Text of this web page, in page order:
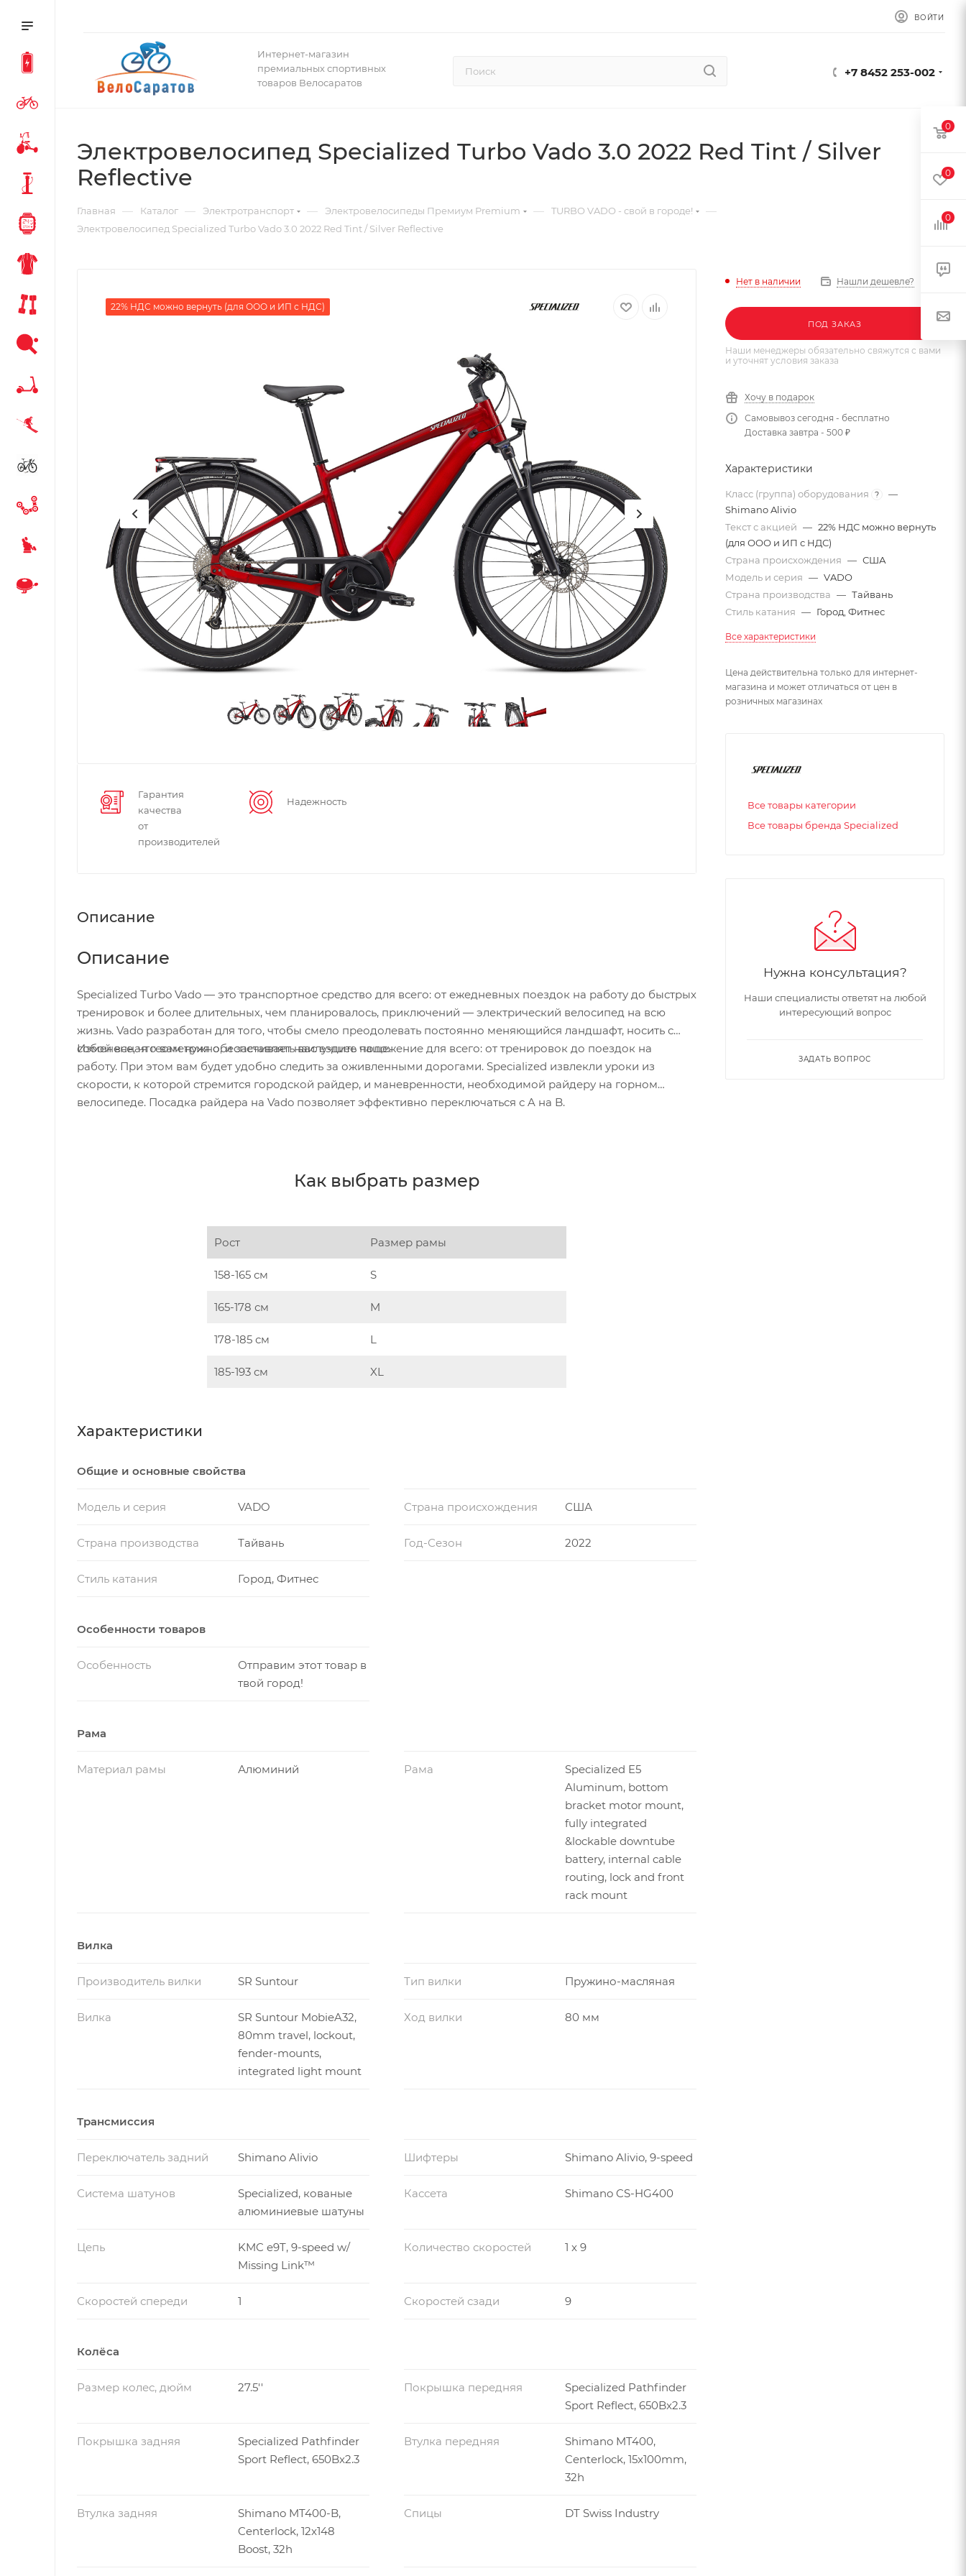
ВОЙТИ
Интернет-магазин
премиальных спортивных
товаров Велосаратов
+7 8452 253-002
Электровелосипед Specialized Turbo Vado 3.0 2022 Red Tint / Silver
Reflective
Главная — Каталог — Электротранспорт — Электровелосипеды Премиум Premium — TURBO VADO - свой в городе! —
Электровелосипед Specialized Turbo Vado 3.0 2022 Red Tint / Silver Reflective
22% НДС можно вернуть (для ООО и ИП с НДС)
Гарантия
качества
от
производителей
Надежность
Описание
Описание
Specialized Turbo Vado — это транспортное средство для всего: от ежедневных поездок на работу до быстрых
тренировок и более длительных, чем планировалось, приключений — электрический велосипед на всю
жизнь. Vado разработан для того, чтобы смело преодолевать постоянно меняющийся ландшафт, носить с
собой все, что вам нужно, и заставлять вас ездить чаще.
Измененная геометрия обеспечивает наилучшее положение для всего: от тренировок до поездок на
работу. При этом вам будет удобно следить за оживленными дорогами. Specialized извлекли уроки из
скорости, к которой стремится городской райдер, и маневренности, необходимой райдеру на горном
велосипеде. Посадка райдера на Vado позволяет эффективно переключаться с A на B.
Как выбрать размер
Рост Размер рамы
158-165 см S
165-178 см M
178-185 см L
185-193 см XL
Характеристики
Общие и основные свойства
Модель и серия VADO Страна происхождения США
Страна производства Тайвань Год-Сезон 2022
Стиль катания Город, Фитнес
Особенности товаров
Особенность
Отправим этот товар в
твой город!
Рама
Материал рамы Алюминий Рама
Specialized E5
Aluminum, bottom
bracket motor mount,
fully integrated
&lockable downtube
battery, internal cable
routing, lock and front
rack mount
Вилка
Производитель вилки SR Suntour Тип вилки Пружино-масляная
Вилка
SR Suntour MobieA32,
80mm travel, lockout,
fender-mounts,
integrated light mount
Ход вилки 80 мм
Трансмиссия
Переключатель задний Shimano Alivio Шифтеры Shimano Alivio, 9-speed
Система шатунов
Specialized, кованые
алюминиевые шатуны
Кассета Shimano CS-HG400
Цепь
KMC e9T, 9-speed w/
Missing Link™
Количество скоростей 1 x 9
Скоростей спереди 1 Скоростей сзади 9
Колёса
Размер колес, дюйм 27.5'' Покрышка передняя
Specialized Pathfinder
Sport Reflect, 650Bx2.3
Покрышка задняя
Specialized Pathfinder
Sport Reflect, 650Bx2.3
Втулка передняя
Shimano MT400,
Centerlock, 15x100mm,
32h
Втулка задняя
Shimano MT400-B,
Centerlock, 12x148
Boost, 32h
Спицы DT Swiss Industry
Нет в наличии Нашли дешевле?
ПОД ЗАКАЗ
Наши менеджеры обязательно свяжутся с вами
и уточнят условия заказа
Хочу в подарок
Самовывоз сегодня - бесплатно
Доставка завтра - 500 ₽
Характеристики
Класс (группа) оборудования ?
—
Shimano Alivio
Текст с акцией — 22% НДС можно вернуть
(для ООО и ИП с НДС)
Страна происхождения — США
Модель и серия — VADO
Страна производства — Тайвань
Стиль катания — Город, Фитнес
Все характеристики
Цена действительна только для интернет-
магазина и может отличаться от цен в
розничных магазинах
Все товары категории
Все товары бренда Specialized
Нужна консультация?
Наши специалисты ответят на любой
интересующий вопрос
ЗАДАТЬ ВОПРОС
0
0
0